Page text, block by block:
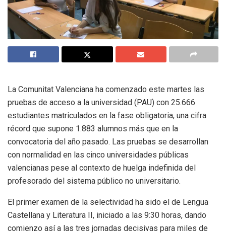
La Comunitat Valenciana ha comenzado este martes las
pruebas de acceso a la universidad (PAU) con 25.666
estudiantes matriculados en la fase obligatoria, una cifra
récord que supone 1.883 alumnos más que en la
convocatoria del año pasado. Las pruebas se desarrollan
con normalidad en las cinco universidades públicas
valencianas pese al contexto de huelga indefinida del
profesorado del sistema público no universitario.
El primer examen de la selectividad ha sido el de Lengua
Castellana y Literatura II, iniciado a las 9:30 horas, dando
comienzo así a las tres jornadas decisivas para miles de